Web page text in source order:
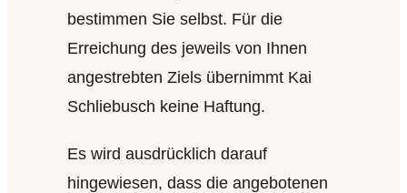
bestimmen Sie selbst. Für die
Erreichung des jeweils von Ihnen
angestrebten Ziels übernimmt Kai
Schliebusch keine Haftung.
Es wird ausdrücklich darauf
hingewiesen, dass die angebotenen